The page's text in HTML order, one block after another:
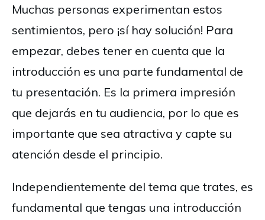
Muchas personas experimentan estos
sentimientos, pero ¡sí hay solución! Para
empezar, debes tener en cuenta que la
introducción es una parte fundamental de
tu presentación. Es la primera impresión
que dejarás en tu audiencia, por lo que es
importante que sea atractiva y capte su
atención desde el principio.
Independientemente del tema que trates, es
fundamental que tengas una introducción